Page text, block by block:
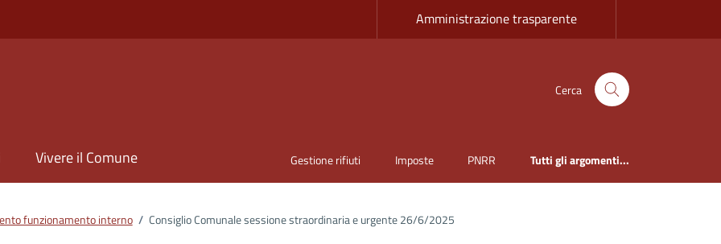
Amministrazione trasparente
Cerca
Vivere il Comune Gestione rifiuti Imposte PNRR Tutti gli argomenti...
funzionamento interno / Consiglio Comunale sessione straordinaria e urgente 26/6/2025